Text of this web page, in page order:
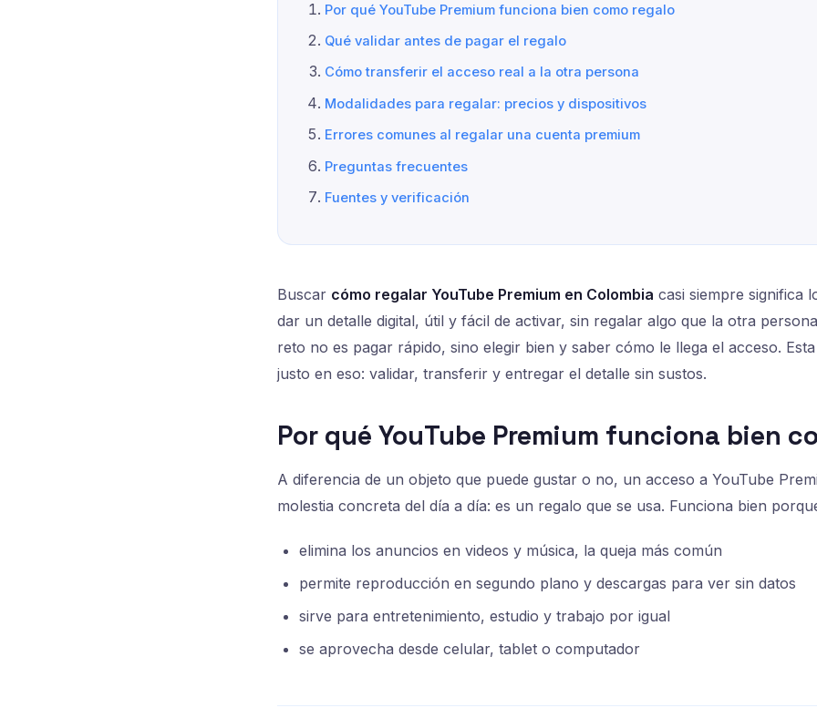
Por qué YouTube Premium funciona bien como regalo
Qué validar antes de pagar el regalo
Cómo transferir el acceso real a la otra persona
Modalidades para regalar: precios y dispositivos
Errores comunes al regalar una cuenta premium
Preguntas frecuentes
Fuentes y verificación
Buscar cómo regalar YouTube Premium en Colombia casi siempre significa
dar un detalle digital, útil y fácil de activar, sin regalar algo que la otra
reto no es pagar rápido, sino elegir bien y saber cómo le llega el acceso.
justo en eso: validar, transferir y entregar el detalle sin sustos.
Por qué YouTube Premium funciona bien
A diferencia de un objeto que puede gustar o no, un acceso a YouTube
molestia concreta del día a día: es un regalo que se usa. Funciona bien
elimina los anuncios en videos y música, la queja más común
permite reproducción en segundo plano y descargas para ver sin datos
sirve para entretenimiento, estudio y trabajo por igual
se aprovecha desde celular, tablet o computador